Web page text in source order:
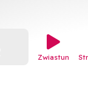

Zwiastun